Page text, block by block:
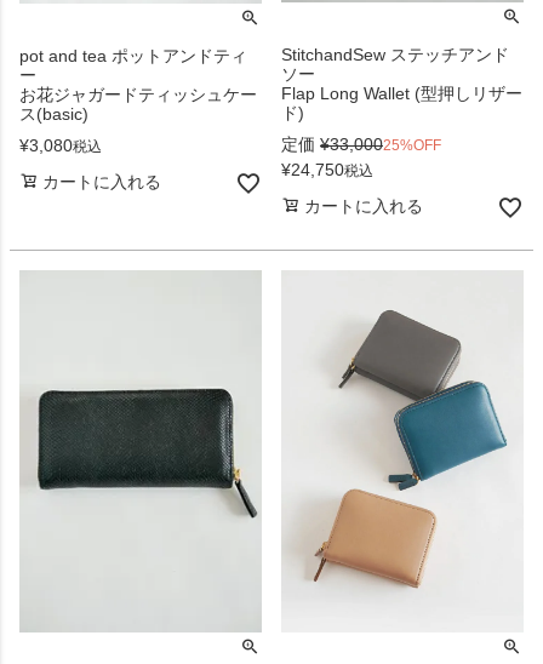
pot and tea ポットアンドティ
ー
お花ジャガードティッシュケー
ス(basic)
¥3,080税込
カートに入れる
StitchandSew ステッチアンド
ソー
Flap Long Wallet (型押しリザー
ド)
定価 ¥33,00025%OFF
¥24,750税込
カートに入れる